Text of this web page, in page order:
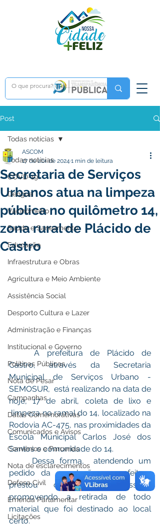
Post
Todas notícias
COVD-19
Dengue
Vacinômetro
Saúde e Saneamento
Educação
Infraestrutura e Obras
Agricultura e Meio Ambiente
Assistência Social
Desporto Cultura e Lazer
Administração e Finanças
Institucional e Governo
Políticas Públicas
Nota de Pesar
Campanhas
Datas Comemorativas
Comunicados e Avisos
Convênios e Parcerias
Nota de esclarecimentos
Defesa Civil
Emenda Parlamentar
Licitações
Todas notícias
Secretaria de Serviços
Urbanos atua na limpeza
pública no quilômetro 14,
zona rural de Plácido de
Castro
ASCOM
17 de abr. de 2024 1 min de leitura
	A prefeitura de Plácido de
Castro, através da Secretaria
Municipal de Serviços Urbano -
SEMOSUR,  está realizando na data de
hoje, 17 de abril, coleta de lixo e
limpeza no ramal do 14, localizado na
Rodovia AC-475, nas proximidades da
Escola Municipal Carlos José dos
Santos e comunidade do 14.
	Dessa forma,  atendendo um
pedido da população, a prefeitura
prestou o apoio necessário
promovendo a retirada de todo
material que foi destinado ao local
certo.